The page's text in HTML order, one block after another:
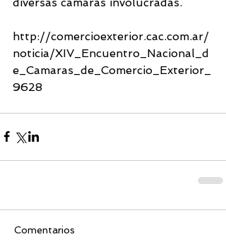
http://comercioexterior.cac.com.ar/
noticia/XIV_Encuentro_Nacional_d
e_Camaras_de_Comercio_Exterior_
9628
Comentarios